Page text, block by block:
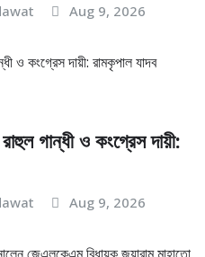
Aug 9, 2026
গান্ধী ও কংগ্রেস দায়ী:
Aug 9, 2026